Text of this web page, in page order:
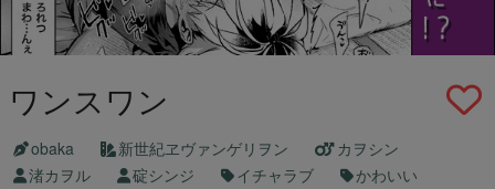
ワンスワン
obaka 新世紀ヱヴァンゲリヲン
カヲシン
渚カヲル
碇シンジ イチャラブ
かわいい